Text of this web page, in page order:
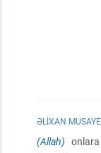
ƏLIXAN
(Allah)